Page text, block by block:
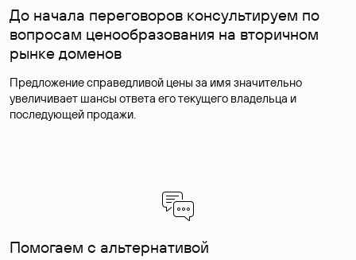
До начала переговоров консультируем по
вопросам ценообразования на вторичном
рынке доменов
Предложение справедливой цены за имя значительно
увеличивает шансы ответа его текущего владельца и
последующей продажи.
Помогаем с альтернативой